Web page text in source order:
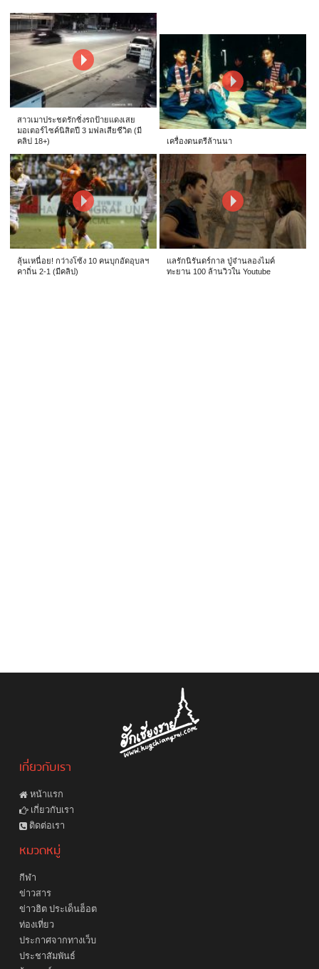
สาวเมาประชดรักซิ่งรถป้ายแดงเสย
มอเตอร์ไซค์นิสิตปี 3 มฟลเสียชีวิต (มี
คลิป 18+)
เครื่องดนตรีล้านนา
ลุ้นเหนื่อย! กว่างโซ้ง 10 คนบุกอัดอุบลฯ
คาถิ่น 2-1 (มีคลิป)
แลรักนิรันดร์กาล ปู่จ๋านลองไมค์
ทะยาน 100 ล้านวิวใน Youtube
เกี่ยวกับเรา
หน้าแรก
เกี่ยวกับเรา
ติดต่อเรา
หมวดหมู่
กีฬา
ข่าวสาร
ข่าวฮิต ประเด็นฮ็อต
ท่องเที่ยว
ประกาศจากทางเว็บ
ประชาสัมพันธ์